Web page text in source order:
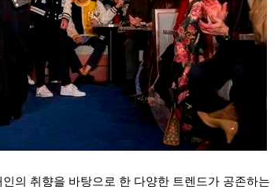
의 취향을 바탕으로 한 다양한 트렌드가 공존하는